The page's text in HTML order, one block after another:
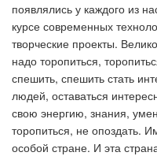
появлялись у каждого из
курсе современных
творческие проекты.
надо торопиться,
спешить, спешить стать
людей, оставаться
свою энергию, знания,
торопиться, не опоздать.
особой стране. И эта